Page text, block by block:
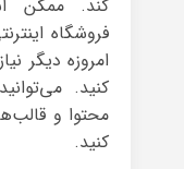
کند. ممکن
فروشگاه
امروزه دیگر
کنید.
محتوا و
کنید.